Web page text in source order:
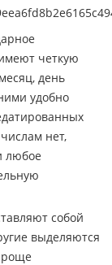
четкую
день
удобно
нет,
любое
собой
выделяются